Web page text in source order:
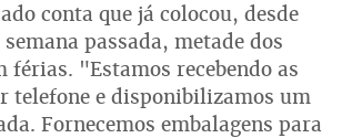
conta que já colocou, desde
passada, metade dos
férias. "Estamos recebendo as
telefone e disponibilizamos um
Fornecemos embalagens para